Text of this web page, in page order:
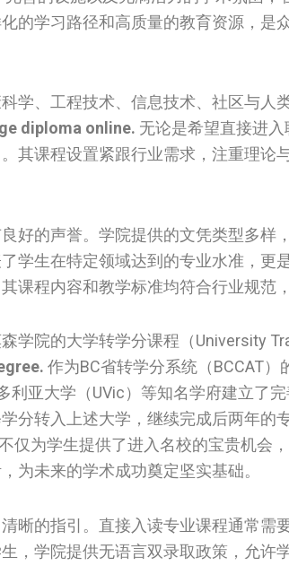
的学习路径和高质量的教育资源，是
学、工程技术、信息技术、社区与人
diploma online. 无论是希望直接进
其课程设置紧跟行业需求，注重理论
好的声誉。学院提供的文凭类型多样
学生在特定领域达到的专业水准，更
课程内容和教学标准均符合行业规范
学院的大学转学分课程（University
作为BC省转学分系统（BCCAT
利亚大学（UVic）等知名学府建立了
分转入上述大学，继续完成后两年的
仅为学生提供了进入名校的宝贵机会
为未来的学术成功奠定坚实基础。
晰的指引。直接入读专业课程通常需
，学院提供无语言双录取政策，允许